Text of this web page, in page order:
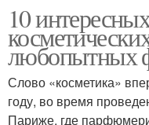
10
любопытных
Слово «косметика»
году, во время
Париже, где